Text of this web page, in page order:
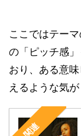
ここではテー
の「ピッチ感
おり、ある意
えるような気が
関連